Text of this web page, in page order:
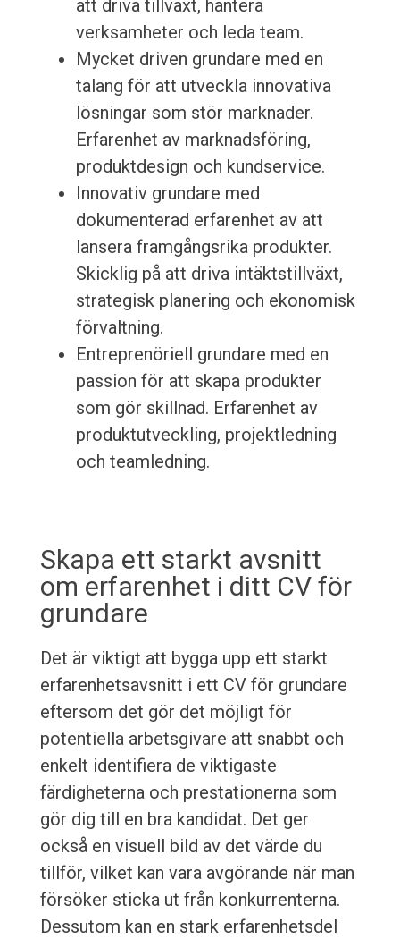
att driva tillväxt, hantera
verksamheter och leda team.
Mycket driven grundare med en
talang för att utveckla innovativa
lösningar som stör marknader.
Erfarenhet av marknadsföring,
produktdesign och kundservice.
Innovativ grundare med
dokumenterad erfarenhet av att
lansera framgångsrika produkter.
Skicklig på att driva intäktstillväxt,
strategisk planering och ekonomisk
förvaltning.
Entreprenöriell grundare med en
passion för att skapa produkter
som gör skillnad. Erfarenhet av
produktutveckling, projektledning
och teamledning.
Skapa ett starkt avsnitt
om erfarenhet i ditt CV för
grundare
Det är viktigt att bygga upp ett starkt
erfarenhetsavsnitt i ett CV för grundare
eftersom det gör det möjligt för
potentiella arbetsgivare att snabbt och
enkelt identifiera de viktigaste
färdigheterna och prestationerna som
gör dig till en bra kandidat. Det ger
också en visuell bild av det värde du
tillför, vilket kan vara avgörande när man
försöker sticka ut från konkurrenterna.
Dessutom kan en stark erfarenhetsdel